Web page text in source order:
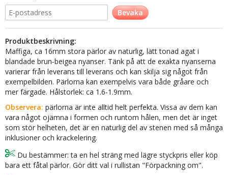
Bevaka
Produktbeskrivning:
Maffiga, ca 16mm stora pärlor av naturlig, lätt tonad agat i
blandade brun-beigea nyanser. Tänk på att de exakta nyanserna
varierar från leverans till leverans och kan skilja sig något från
exempelbilden. Pärlorna kan exempelvis vara både gråare och
mer färgade. Hålstorlek: ca 1.6-1.9mm.
Observera: pärlorna är inte alltid helt perfekta. Vissa av dem kan
vara något ojämna i formen och runtom hålen, men det är inget
som stör helheten, det är en naturlig del av stenen med så många
inklusioner och krackelering.
Du bestämmer: ta en hel sträng med lägre styckpris eller köp
bara ett fåtal pärlor. Gör ditt val i rullistan "Förpackning om".